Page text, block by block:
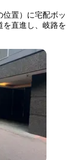
位置）に宅配ボッ
を直進し、岐路を